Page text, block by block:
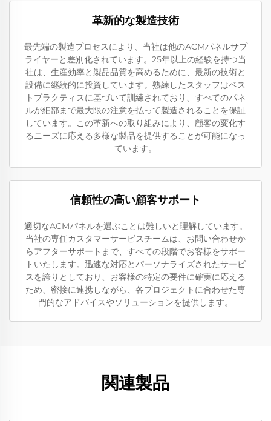
革新的な製造技術
最先端の製造プロセスにより、当社は他のACMパネルサプ
ライヤーと差別化されています。25年以上の経験を持つ当
社は、生産効率と製品品質を高めるために、最新の技術と
設備に継続的に投資しています。熟練したスタッフはベス
トプラクティスに基づいて訓練されており、すべてのパネ
ルが細部まで最大限の注意を払って製造されることを保証
しています。この革新への取り組みにより、顧客の変化す
るニーズに応える多様な製品を提供することが可能になっ
ています。
信頼性の高い顧客サポート
適切なACMパネルを選ぶことは難しいと理解しています。
当社の専任カスタマーサービスチームは、お問い合わせか
らアフターサポートまで、すべての段階でお客様をサポー
トいたします。迅速な対応とパーソナライズされたサービ
スを誇りとしており、お客様の特定の要件に確実に応える
ため、密接に連携しながら、各プロジェクトに合わせた専
門的なアドバイスやソリューションを提供します。
関連製品